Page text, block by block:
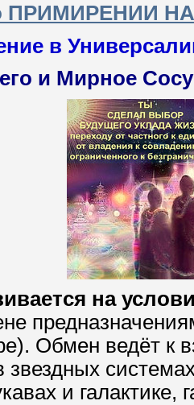
ПРИМИРЕНИИ
в
и Мирное
на
Обмен ведёт к
и